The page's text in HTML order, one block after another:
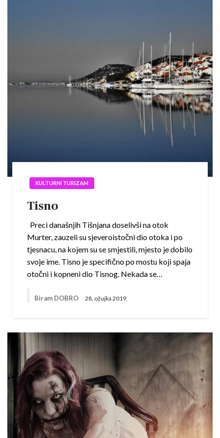
KULTURNI TURIZAM
Tisno
Preci današnjih Tišnjana doselivši na otok
Murter, zauzeli su sjeveroistočni dio otoka i po
tjesnacu, na kojem su se smjestili, mjesto je dobilo
svoje ime. Tisno je specifično po mostu koji spaja
otočni i kopneni dio Tisnog. Nekada se…
Biram DOBRO 28. ožujka 2019.